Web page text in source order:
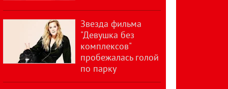
Звезда фильма
"Девушка без
комплексов"
пробежалась голой
по парку